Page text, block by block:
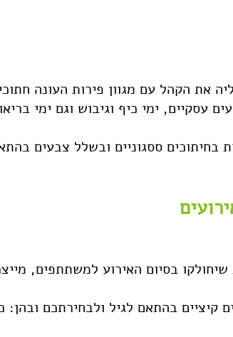
את הקהל עם מגוון פירות העונה
עסקיים, ימי כיף וגיבוש וגם ימי
בחיתוכים ססגוניים ובשלל צבעים
בסיום האירוע למשתתפים,
קיציים בהתאם לגיל ולבחירתכם